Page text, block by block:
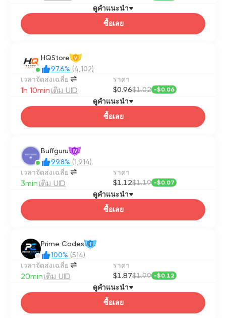
ซื้อเลย
ดูคำแนะนำ
HQStore V
97.6% (4,102)
เวลาจัดส่งเฉลี่ย
1h 10minเติม UID
ราคา
$0.96$1.02 -$0.06
ซื้อเลย
ดูคำแนะนำ
Buffguru IV
99.8% (1,914)
เวลาจัดส่งเฉลี่ย
3minเติม UID
ราคา
$1.12$1.19 -$0.07
ซื้อเลย
ดูคำแนะนำ
Prime Codes III
100% (514)
เวลาจัดส่งเฉลี่ย
20minเติม UID
ราคา
$1.87$1.99 -$0.12
ซื้อเลย
ดูคำแนะนำ